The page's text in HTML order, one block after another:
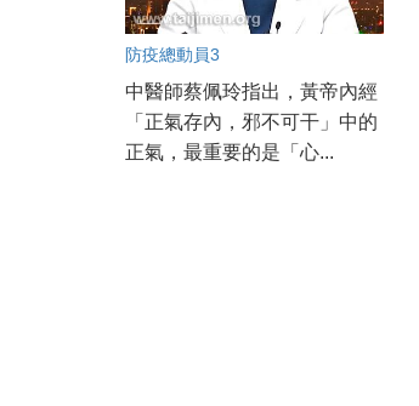
防疫總動員3
中醫師蔡佩玲指出，黃帝內經
「正氣存內，邪不可干」中的
正氣，最重要的是「心...